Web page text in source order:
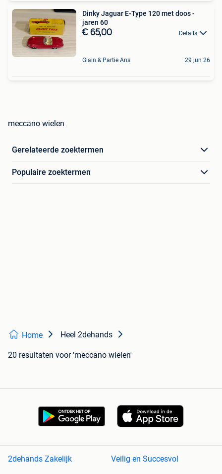
Dinky Jaguar E-Type 120 met doos -
jaren 60
€ 65,00 Details
Glain & Partie Ans 29 jun 26
meccano wielen
Gerelateerde zoektermen
Populaire zoektermen
Home Heel 2dehands
20 resultaten voor 'meccano wielen'
2dehands Zakelijk
Veilig en Succesvol